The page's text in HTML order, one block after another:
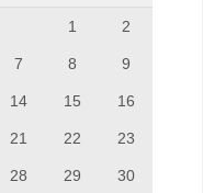
1 2
7 8 9
14 15 16
21 22 23
28 29 30